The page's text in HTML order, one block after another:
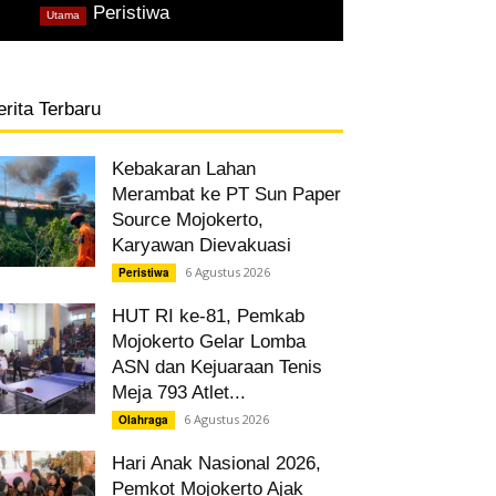
Peristiwa,
Utama
Terbaru
Kebakaran Lahan
Merambat ke PT Sun Paper
Source Mojokerto,
Karyawan Dievakuasi
Peristiwa 6 Agustus 2026
HUT RI ke-81, Pemkab
Mojokerto Gelar Lomba
ASN dan Kejuaraan Tenis
Meja 793 Atlet...
Olahraga 6 Agustus 2026
Hari Anak Nasional 2026,
Pemkot Mojokerto Ajak